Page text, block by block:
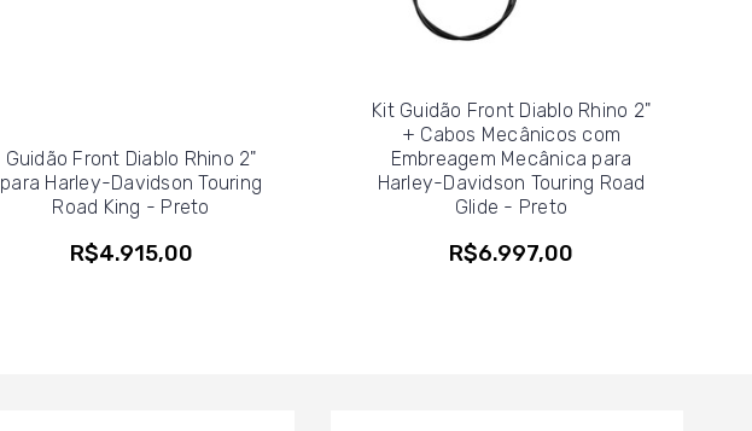
Guidão Front Diablo Rhino 2"
para Harley-Davidson Touring
Road King - Preto
R$4.915,00
Kit Guidão Front Diablo Rhino 2"
+ Cabos Mecânicos com
Embreagem Mecânica para
Harley-Davidson Touring Road
Glide - Preto
R$6.997,00